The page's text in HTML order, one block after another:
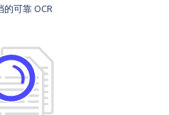
的可靠 OCR